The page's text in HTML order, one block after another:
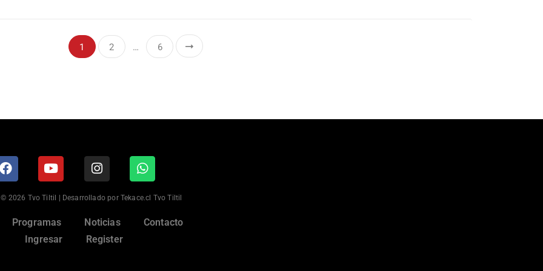
1 2 … 6
2026 Tvo Tiltil | Desarrollado por Tekace.cl Tvo Tiltil
Programas Noticias
Contacto
Ingresar
Register